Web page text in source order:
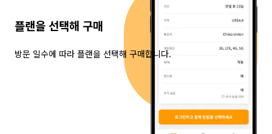
플랜을 선택해 구매
방문 일수에 따라 플랜을 선택해 구매합니다.